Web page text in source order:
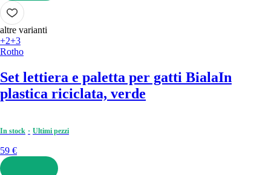
AGGIUNGI
altre varianti
+2+3
Rotho
Set lettiera e paletta per gatti BialaIn
plastica riciclata, verde
In stock Ultimi pezzi
59 €